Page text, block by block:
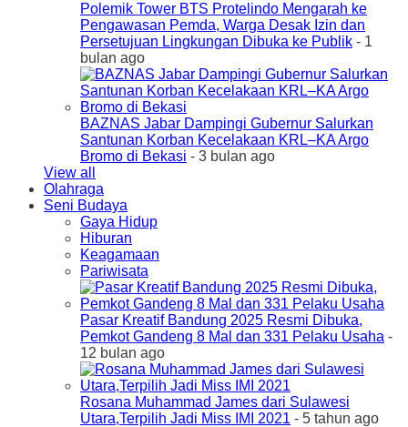
Polemik Tower BTS Protelindo Mengarah ke
Pengawasan Pemda, Warga Desak Izin dan
Persetujuan Lingkungan Dibuka ke Publik - 1
bulan ago
BAZNAS Jabar Dampingi Gubernur Salurkan
Santunan Korban Kecelakaan KRL–KA Argo
Bromo di Bekasi - 3 bulan ago
View all
Olahraga
Seni Budaya
Gaya Hidup
Hiburan
Keagamaan
Pariwisata
Pasar Kreatif Bandung 2025 Resmi Dibuka,
Pemkot Gandeng 8 Mal dan 331 Pelaku Usaha -
12 bulan ago
Rosana Muhammad James dari Sulawesi
Utara,Terpilih Jadi Miss IMI 2021 - 5 tahun ago